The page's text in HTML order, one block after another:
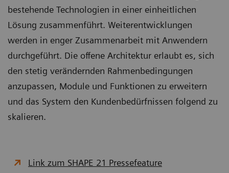
bestehende Technologien in einer einheitlichen
Lösung zusammenführt. Weiterentwicklungen
werden in enger Zusammenarbeit mit Anwendern
durchgeführt. Die offene Architektur erlaubt es, sich
den stetig verändernden Rahmenbedingungen
anzupassen, Module und Funktionen zu erweitern
und das System den Kundenbedürfnissen folgend zu
skalieren.
Link zum SHAPE 21 Pressefeature